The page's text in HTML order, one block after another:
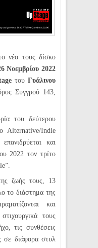
νέο τους δίσκο
Νοεμβρίου 2022
του Γυάλινου
Συγγρού 143,
του δεύτερου
Alternative/Indie
και
2022 τον τρίτο
ζωής τους, 13
το διάστημα της
και
τους
τις συνθέσεις
σε διάφορα στυλ